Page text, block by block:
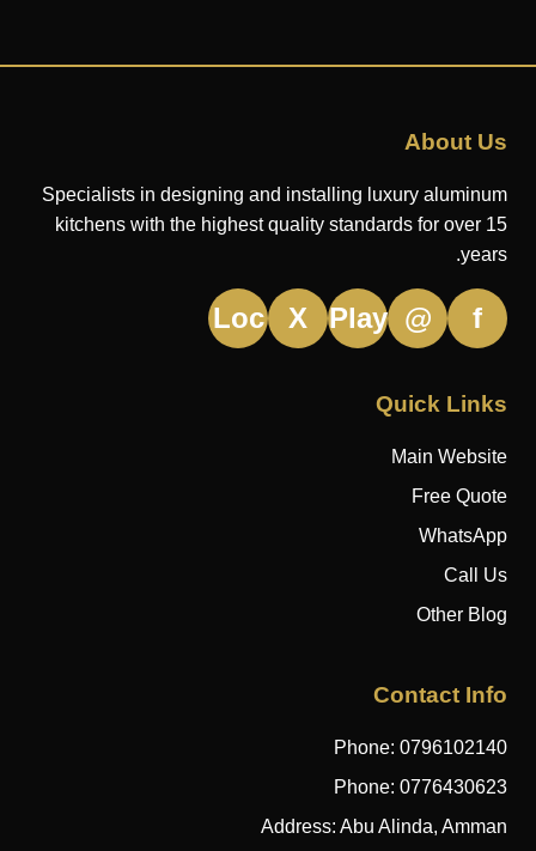
About Us
Specialists in designing and installing luxury aluminum
kitchens with the highest quality standards for over 15
years.
f
@
Play
X
Loc
Quick Links
Main Website
Free Quote
WhatsApp
Call Us
Other Blog
Contact Info
Phone: 0796102140
Phone: 0776430623
Address: Abu Alinda, Amman